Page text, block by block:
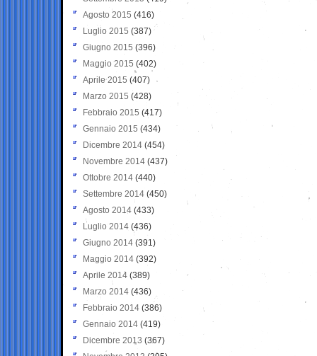
Agosto 2015 (416)
Luglio 2015 (387)
Giugno 2015 (396)
Maggio 2015 (402)
Aprile 2015 (407)
Marzo 2015 (428)
Febbraio 2015 (417)
Gennaio 2015 (434)
Dicembre 2014 (454)
Novembre 2014 (437)
Ottobre 2014 (440)
Settembre 2014 (450)
Agosto 2014 (433)
Luglio 2014 (436)
Giugno 2014 (391)
Maggio 2014 (392)
Aprile 2014 (389)
Marzo 2014 (436)
Febbraio 2014 (386)
Gennaio 2014 (419)
Dicembre 2013 (367)